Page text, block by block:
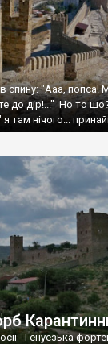
спину: "Ааа, попса!
до дір!..." Но то
там нічого...
- Генуезька